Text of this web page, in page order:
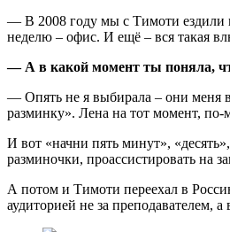
— В 2008 году мы с Тимоти ездили
неделю – офис. И ещё – вся такая
— А в какой момент ты поняла,
— Опять не я выбирала – они меня
разминку». Лена на тот момент,
И вот «начни пять минут»,
разминочки, проассистировать на
А потом и Тимоти переехал в
аудиторией не за преподавателем,